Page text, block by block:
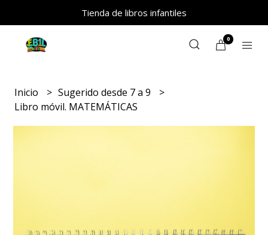
Tienda de libros infantiles
0
Inicio
Sugerido desde 7 a 9
Libro móvil. MATEMÁTICAS